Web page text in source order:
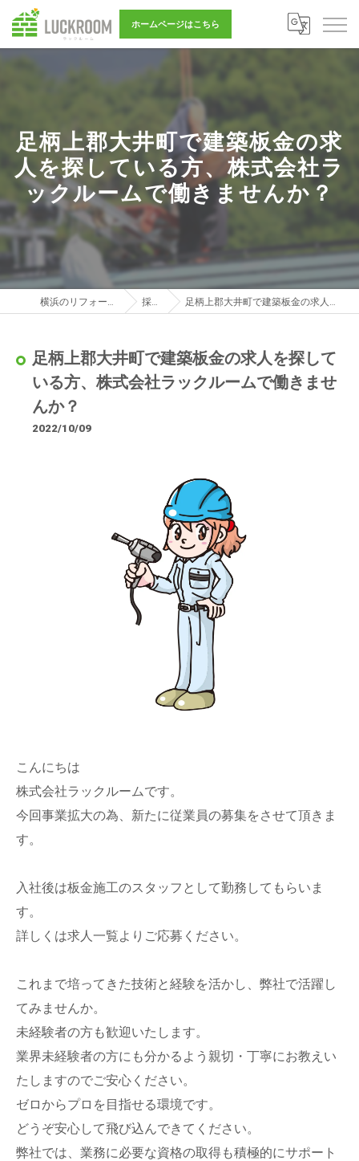
ホームページはこちら
足柄上郡大井町で建築板金の求
人を探している方、株式会社ラ
ックルームで働きませんか？
横浜のリフォーム営業は株式会社LUCKROOM 採用ブログ 足柄上郡大井町で建築板金の求人を探している方、株式会社ラックルームで働きませんか？
足柄上郡大井町で建築板金の求人を探して
いる方、株式会社ラックルームで働きませ
んか？
2022/10/09
こんにちは
株式会社ラックルームです。
今回事業拡大の為、新たに従業員の募集をさせて頂きま
す。
入社後は板金施工のスタッフとして勤務してもらいま
す。
詳しくは求人一覧よりご応募ください。
これまで培ってきた技術と経験を活かし、弊社で活躍し
てみませんか。
未経験者の方も歓迎いたします。
業界未経験者の方にも分かるよう親切・丁寧にお教えい
たしますのでご安心ください。
ゼロからプロを目指せる環境です。
どうぞ安心して飛び込んできてください。
弊社では、業務に必要な資格の取得も積極的にサポート